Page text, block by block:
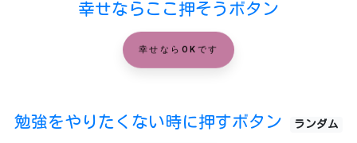
幸せならここ押そうボタン
幸せならOKです
勉強をやりたくない時に押すボタン ランダム